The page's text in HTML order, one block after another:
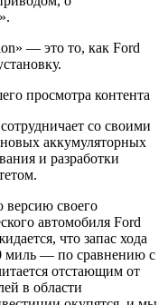
— это то, как Ford
просмотра контента
со своими
аккумуляторных
и разработки
версию своего
автомобиля Ford
что запас хода
миль — по сравнению с
отстающим от
в области